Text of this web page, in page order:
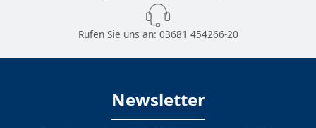
Rufen Sie uns an: 03681 454266-20
Newsletter